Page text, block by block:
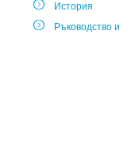
История
Ръководство и